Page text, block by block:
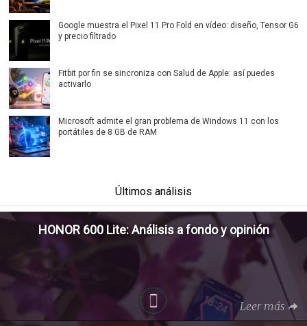
Google muestra el Pixel 11 Pro Fold en vídeo: diseño, Tensor G6
y precio filtrado
Fitbit por fin se sincroniza con Salud de Apple: así puedes
activarlo
Microsoft admite el gran problema de Windows 11 con los
portátiles de 8 GB de RAM
Últimos análisis
HONOR 600 Lite: Análisis a fondo y opinión
Leer más